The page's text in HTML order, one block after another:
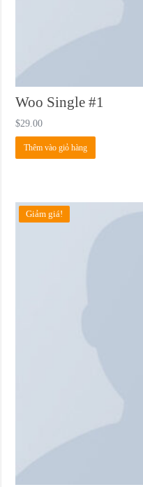
Woo Single #1
$29.00
Thêm vào giỏ hàng
Giảm giá!